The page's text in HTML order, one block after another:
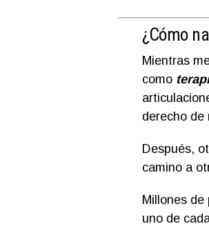
¿Cómo
Mientras
como
derecho de
Después,
camino a
Millones de
uno de